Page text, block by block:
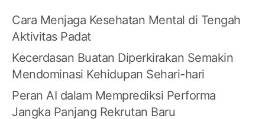
Cara Menjaga Kesehatan Mental di Tengah
Aktivitas Padat
Kecerdasan Buatan Diperkirakan Semakin
Mendominasi Kehidupan Sehari-hari
Peran AI dalam Memprediksi Performa
Jangka Panjang Rekrutan Baru